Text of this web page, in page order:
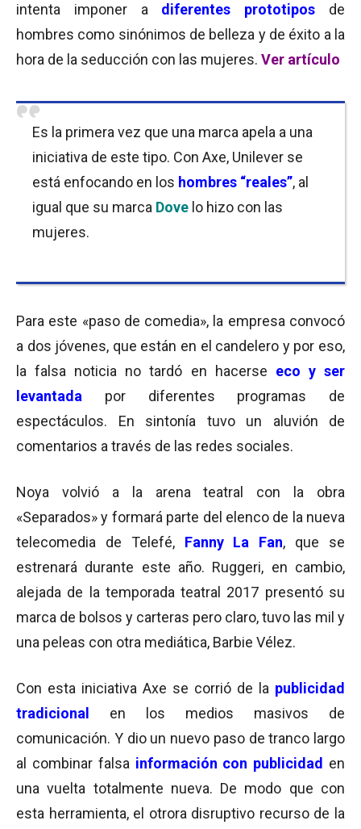
intenta imponer a diferentes prototipos
de
hombres como sinónimos de belleza y de éxito a la
hora de la seducción con las mujeres. Ver artículo
Es la primera vez que una marca apela a una
iniciativa de este tipo. Con Axe, Unilever se
está enfocando en los hombres “reales”, al
igual que su marca Dove lo hizo con las
mujeres.
Para este «paso de comedia», la empresa convocó
a dos jóvenes, que están en el candelero y por eso,
la falsa noticia no tardó en hacerse eco y ser
levantada por diferentes programas de
espectáculos. En sintonía tuvo un aluvión de
comentarios a través de las redes sociales.
Noya volvió a la arena teatral con la obra
«Separados» y formará parte del elenco de la nueva
telecomedia de Telefé, Fanny La Fan, que se
estrenará durante este año. Ruggeri, en cambio,
alejada de la temporada teatral 2017 presentó su
marca de bolsos y carteras pero claro, tuvo las mil y
una peleas con otra mediática, Barbie Vélez.
Con esta iniciativa Axe se corrió de la publicidad
tradicional
en los medios masivos de
comunicación. Y dio un nuevo paso de tranco largo
al combinar falsa información con publicidad en
una vuelta totalmente nueva. De modo que con
esta herramienta, el otrora disruptivo recurso de la